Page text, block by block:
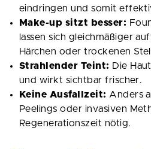
eindringen und somit
Make-up sitzt besser:
lassen sich gleichmäßiger
Härchen oder trockenen
Strahlender Teint: Die
und wirkt sichtbar frischer.
Keine Ausfallzeit: Anders
Peelings oder invasiven
Regenerationszeit nötig.